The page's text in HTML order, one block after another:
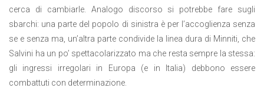
cerca di cambiarle. Analogo discorso si potrebbe fare sugli
sbarchi: una parte del popolo di sinistra è per l’accoglienza senza
se e senza ma, un’altra parte condivide la linea dura di Minniti, che
Salvini ha un po’ spettacolarizzato ma che resta sempre la stessa:
gli ingressi irregolari in Europa (e in Italia) debbono essere
combattuti con determinazione.